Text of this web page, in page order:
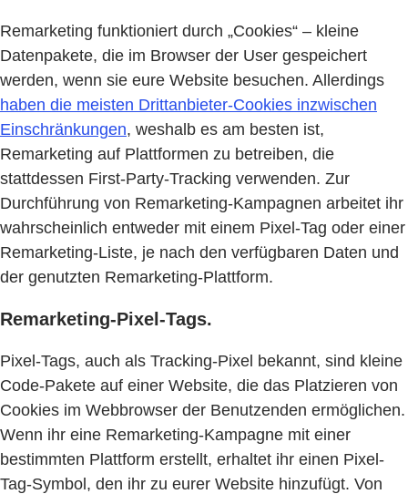
Remarketing funktioniert durch „Cookies“ – kleine
Datenpakete, die im Browser der User gespeichert
werden, wenn sie eure Website besuchen. Allerdings
haben die meisten Drittanbieter-Cookies inzwischen
Einschränkungen, weshalb es am besten ist,
Remarketing auf Plattformen zu betreiben, die
stattdessen First-Party-Tracking verwenden. Zur
Durchführung von Remarketing-Kampagnen arbeitet ihr
wahrscheinlich entweder mit einem Pixel-Tag oder einer
Remarketing-Liste, je nach den verfügbaren Daten und
der genutzten Remarketing-Plattform.
Remarketing-Pixel-Tags.
Pixel-Tags, auch als Tracking-Pixel bekannt, sind kleine
Code-Pakete auf einer Website, die das Platzieren von
Cookies im Webbrowser der Benutzenden ermöglichen.
Wenn ihr eine Remarketing-Kampagne mit einer
bestimmten Plattform erstellt, erhaltet ihr einen Pixel-
Tag-Symbol, den ihr zu eurer Website hinzufügt. Von